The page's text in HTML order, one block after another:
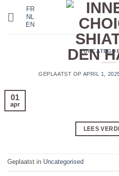
FR
NL
EN
GEPLAATST OP APRIL 1,
01
apr
LEES
Geplaatst in Uncategorised